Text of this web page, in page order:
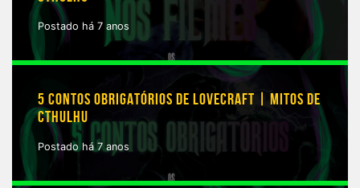
Postado há 7 anos
5 CONTOS OBRIGATÓRIOS DE LOVECRAFT | MITOS DE
CTHULHU
Postado há 7 anos